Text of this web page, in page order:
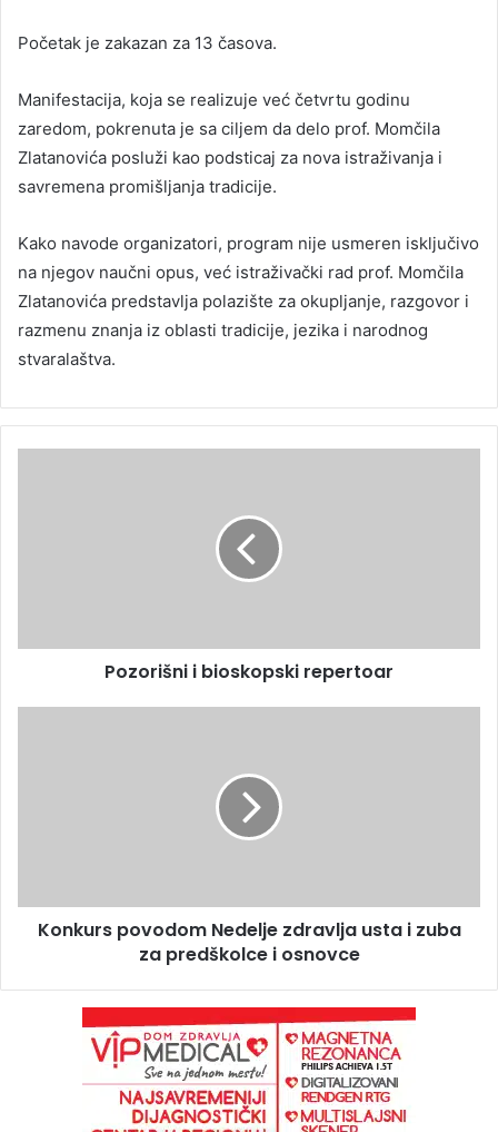
Početak je zakazan za 13 časova.
Manifestacija, koja se realizuje već četvrtu godinu
zaredom, pokrenuta je sa ciljem da delo prof. Momčila
Zlatanovića posluži kao podsticaj za nova istraživanja i
savremena promišljanja tradicije.
Kako navode organizatori, program nije usmeren isključivo
na njegov naučni opus, već istraživački rad prof. Momčila
Zlatanovića predstavlja polazište za okupljanje, razgovor i
razmenu znanja iz oblasti tradicije, jezika i narodnog
stvaralaštva.
Pozorišni i bioskopski repertoar
Konkurs povodom Nedelje zdravlja usta i zuba
za predškolce i osnovce